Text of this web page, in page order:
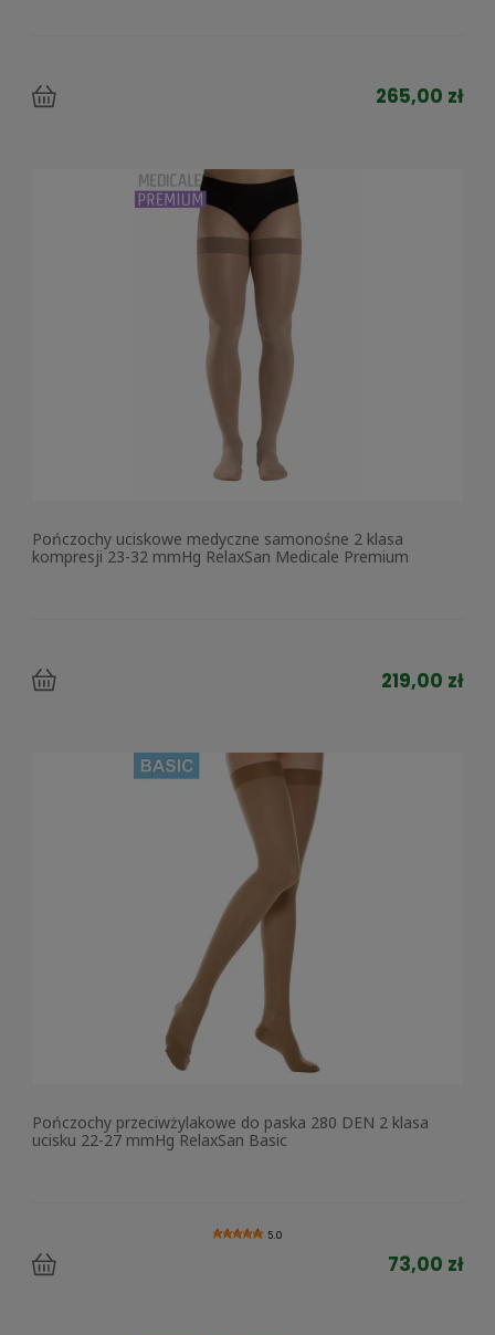
265,00 zł
Pończochy uciskowe medyczne samonośne 2 klasa
kompresji 23-32 mmHg RelaxSan Medicale Premium
219,00 zł
Pończochy przeciwżylakowe do paska 280 DEN 2 klasa
ucisku 22-27 mmHg RelaxSan Basic
5.0
73,00 zł